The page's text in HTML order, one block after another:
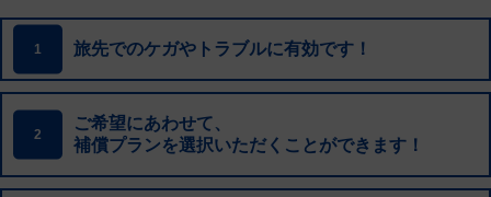
1 旅先でのケガやトラブルに有効です！
2
ご希望にあわせて、
補償プランを選択いただくことができます！